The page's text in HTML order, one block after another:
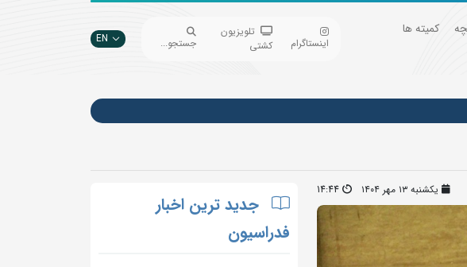
کمیته ها
اینستاگرام
تلویزیون
کشتی
جستجو... EN
یکشنبه ۱۳ مهر ۱۴۰۴ 14:44
جدید ترین اخبار
فدراسیون